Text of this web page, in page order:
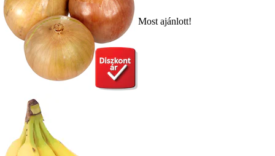
Most ajánlott!